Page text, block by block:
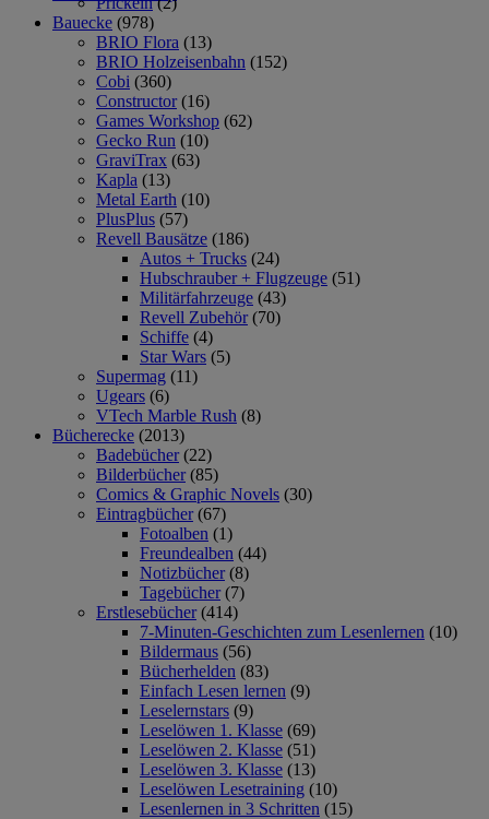
Bauecke (978)
BRIO Flora (13)
BRIO Holzeisenbahn (152)
Cobi (360)
Constructor (16)
Games Workshop (62)
Gecko Run (10)
GraviTrax (63)
Kapla (13)
Metal Earth (10)
PlusPlus (57)
Revell Bausätze (186)
Autos + Trucks (24)
Hubschrauber + Flugzeuge (51)
Militärfahrzeuge (43)
Revell Zubehör (70)
Schiffe (4)
Star Wars (5)
Supermag (11)
Ugears (6)
VTech Marble Rush (8)
Bücherecke (2013)
Badebücher (22)
Bilderbücher (85)
Comics & Graphic Novels (30)
Eintragbücher (67)
Fotoalben (1)
Freundealben (44)
Notizbücher (8)
Tagebücher (7)
Erstlesebücher (414)
7-Minuten-Geschichten zum Lesenlernen (10)
Bildermaus (56)
Bücherhelden (83)
Einfach Lesen lernen (9)
Leselernstars (9)
Leselöwen 1. Klasse (69)
Leselöwen 2. Klasse (51)
Leselöwen 3. Klasse (13)
Leselöwen Lesetraining (10)
Lesenlernen in 3 Schritten (15)